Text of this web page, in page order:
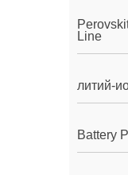
Line
литий-
Battery